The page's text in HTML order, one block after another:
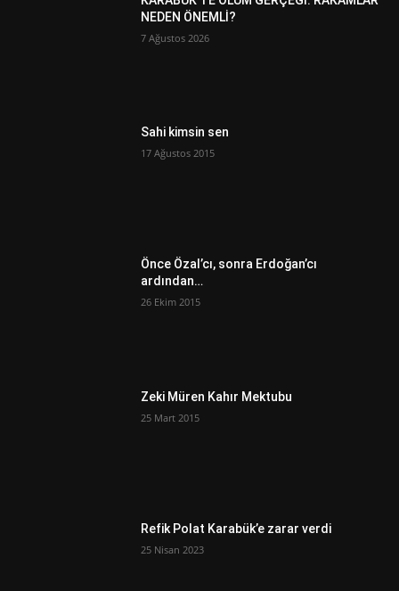
NEDEN ÖNEMLİ?
7 Ağustos 2026
Sahi kimsin sen
17 Ağustos 2015
Önce Özal’cı, sonra Erdoğan’cı
ardından…
26 Ekim 2015
Zeki Müren Kahır Mektubu
25 Mart 2015
Refik Polat Karabük’e zarar verdi
25 Nisan 2023